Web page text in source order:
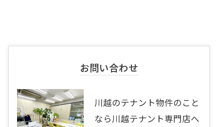
お問い合わせ
川越のテナント物件のこと
なら川越テナント専門店へ